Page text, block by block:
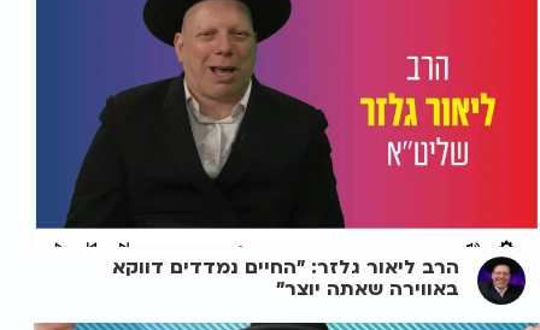
הרב ליאור גלזר: "החיים נמדדים דווקא
באווירה שאתה יוצר"